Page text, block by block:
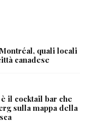
quali locali
canadese
il cocktail bar che
sulla mappa della